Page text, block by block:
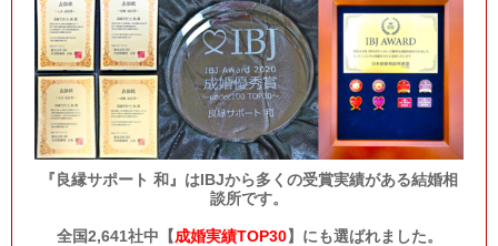
『良縁サポート 和』はIBJから多くの受賞実績がある結婚相
談所です。
全国2,641社中【成婚実績TOP30】にも選ばれました。